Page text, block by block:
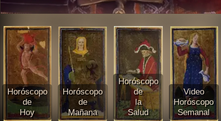
Horóscopo
de
Hoy
Horóscopo
de
Mañana
Horóscopo
de
la
Salud
Video
Horóscopo
Semanal